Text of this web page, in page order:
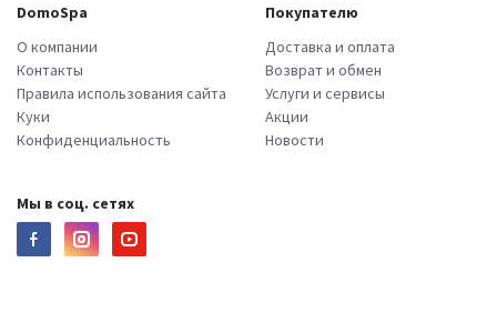
DomoSpa
О компании
Контакты
Правила использования сайта
Куки
Конфиденциальность
Покупателю
Доставка и оплата
Возврат и обмен
Услуги и сервисы
Акции
Новости
Мы в соц. сетях